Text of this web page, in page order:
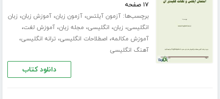
۱۷ صفحه
برچسب‌ها:آزمون آیلتس،آزمون زبان،آموزش زبان، زبان
انگلیسی، زبان، انگلیسی، مجله زبان،آموزش لغت،
آموزش مکالمه، اصطلاحات انگلیسی، ترانه انگلیسی،
آهنگ انگلیسی
دانلود کتاب